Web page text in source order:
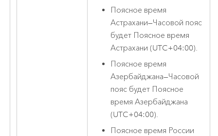
Поясное время
Астрахани—Часовой пояс
будет Поясное время
Астрахани (UTC+04:00).
Поясное время
Азербайджана—Часовой
пояс будет Поясное
время Азербайджана
(UTC+04:00).
Поясное время России